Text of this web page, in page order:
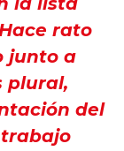
rato
junto a
plural,
del
trabajo